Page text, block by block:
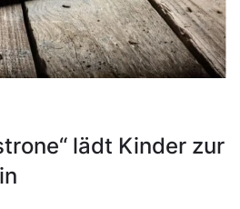
lädt Kinder zur